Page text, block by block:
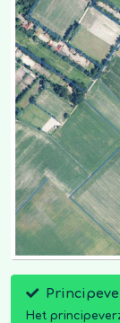
Het